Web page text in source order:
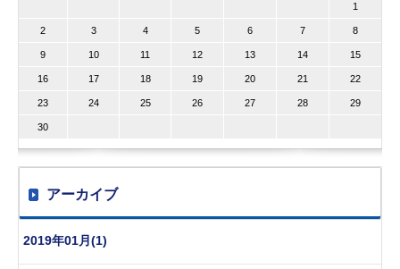
1
2 3 4 5 6 7 8
9 10 11 12 13 14 15
16 17 18 19 20 21 22
23 24 25 26 27 28 29
30
アーカイブ
2019年01月(1)